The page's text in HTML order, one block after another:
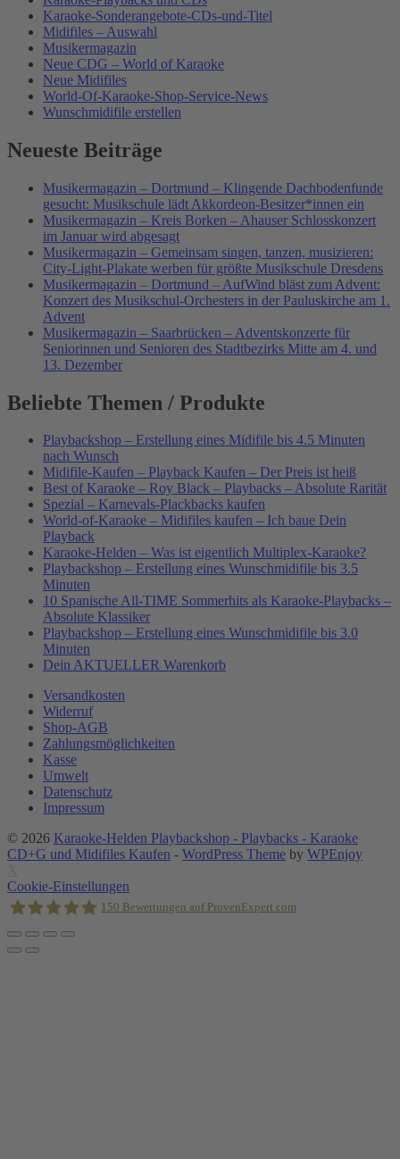
Karaoke-Sonderangebote-CDs-und-Titel
Midifiles – Auswahl
Musikermagazin
Neue CDG – World of Karaoke
Neue Midifiles
World-Of-Karaoke-Shop-Service-News
Wunschmidifile erstellen
Neueste Beiträge
Musikermagazin – Dortmund – Klingende Dachbodenfunde
gesucht: Musikschule lädt Akkordeon-Besitzer*innen ein
Musikermagazin – Kreis Borken – Ahauser Schlosskonzert
im Januar wird abgesagt
Musikermagazin – Gemeinsam singen, tanzen, musizieren:
City-Light-Plakate werben für größte Musikschule Dresdens
Musikermagazin – Dortmund – AufWind bläst zum Advent:
Konzert des Musikschul-Orchesters in der Pauluskirche am 1.
Advent
Musikermagazin – Saarbrücken – Adventskonzerte für
Seniorinnen und Senioren des Stadtbezirks Mitte am 4. und
13. Dezember
Beliebte Themen / Produkte
Playbackshop – Erstellung eines Midifile bis 4.5 Minuten
nach Wunsch
Midifile-Kaufen – Playback Kaufen – Der Preis ist heiß
Best of Karaoke – Roy Black – Playbacks – Absolute Rarität
Spezial – Karnevals-Plackbacks kaufen
World-of-Karaoke – Midifiles kaufen – Ich baue Dein
Playback
Karaoke-Helden – Was ist eigentlich Multiplex-Karaoke?
Playbackshop – Erstellung eines Wunschmidifile bis 3.5
Minuten
10 Spanische All-TIME Sommerhits als Karaoke-Playbacks –
Absolute Klassiker
Playbackshop – Erstellung eines Wunschmidifile bis 3.0
Minuten
Dein AKTUELLER Warenkorb
Versandkosten
Widerruf
Shop-AGB
Zahlungsmöglichkeiten
Kasse
Umwelt
Datenschutz
Impressum
© 2026 Karaoke-Helden Playbackshop - Playbacks - Karaoke
CD+G und Midifiles Kaufen - WordPress Theme by WPEnjoy
Cookie-Einstellungen
150 Bewertungen auf ProvenExpert.com